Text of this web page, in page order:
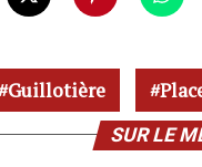
Guillotière
SUR LE